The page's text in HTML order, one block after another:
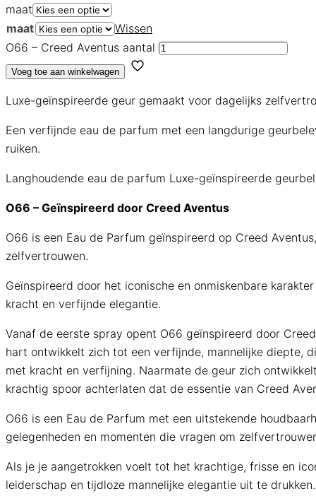
maat
maat
Wissen
O66 – Creed Aventus aantal
Voeg toe aan winkelwagen
Luxe-geïnspireerde geur gemaakt voor dagelijks
Een verfijnde eau de parfum met een langdurige
ruiken.
Langhoudende eau de parfum Luxe-geïnspireerde
O66 – Geïnspireerd door Creed Aventus
O66 is een Eau de Parfum geïnspireerd op Creed
zelfvertrouwen.
Geïnspireerd door het iconische en onmiskenbare
kracht en verfijnde elegantie.
Vanaf de eerste spray opent O66 geïnspireerd door
hart ontwikkelt zich tot een verfijnde, mannelijke diepte,
met kracht en verfijning. Naarmate de geur zich
krachtig spoor achterlaten dat de essentie van Creed
O66 is een Eau de Parfum met een uitstekende
gelegenheden en momenten die vragen om
Als je je aangetrokken voelt tot het krachtige, frisse en
leiderschap en tijdloze mannelijke elegantie uit te drukken.